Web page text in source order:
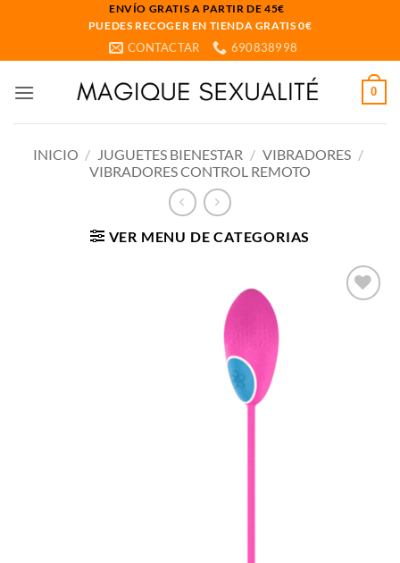
ENVÍO GRATIS A PARTIR DE 45€
PUEDES RECOGER EN TIENDA GRATIS 0€
CONTACTAR 690838998
0
INICIO / JUGUETES BIENESTAR / VIBRADORES /
VIBRADORES CONTROL REMOTO
VER MENU DE CATEGORIAS